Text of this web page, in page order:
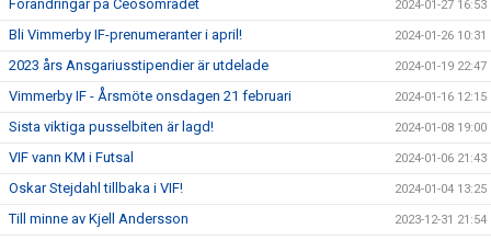
Förändringar på Ceosområdet 2024-01-27 16:53
Bli Vimmerby IF-prenumeranter i april! 2024-01-26 10:31
2023 års Ansgariusstipendier är utdelade 2024-01-19 22:47
Vimmerby IF - Årsmöte onsdagen 21 februari 2024-01-16 12:15
Sista viktiga pusselbiten är lagd! 2024-01-08 19:00
VIF vann KM i Futsal 2024-01-06 21:43
Oskar Stejdahl tillbaka i VIF! 2024-01-04 13:25
Till minne av Kjell Andersson 2023-12-31 21:54